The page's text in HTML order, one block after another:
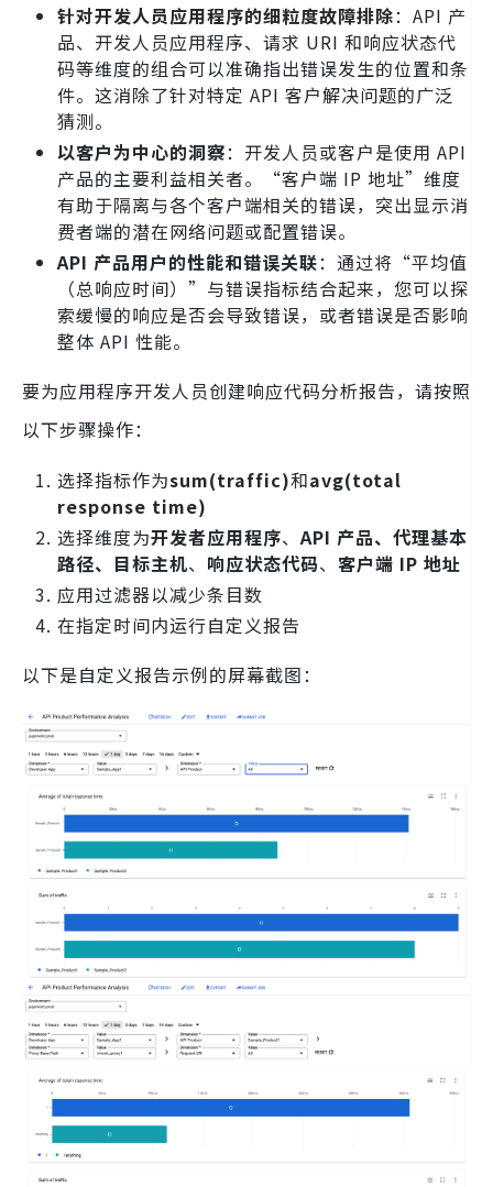
针对开发人员应用程序的细粒度故障排除：API 产
品、开发人员应用程序、请求 URI 和响应状态代
码等维度的组合可以准确指出错误发生的位置和条
件。这消除了针对特定 API 客户解决问题的广泛
猜测。
以客户为中心的洞察：开发人员或客户是使用 API
产品的主要利益相关者。“客户端 IP 地址”维度
有助于隔离与各个客户端相关的错误，突出显示消
费者端的潜在网络问题或配置错误。
API 产品用户的性能和错误关联：通过将“平均值
（总响应时间）”与错误指标结合起来，您可以探
索缓慢的响应是否会导致错误，或者错误是否影响
整体 API 性能。
要为应用程序开发人员创建响应代码分析报告，请按照
以下步骤操作：
选择指标作为sum(traffic)和avg(total
response time)
选择维度为开发者应用程序、 API 产品、代理基本
路径、目标主机、 响应状态代码、 客户端 IP 地址
应用过滤器以减少条目数
在指定时间内运行自定义报告
以下是自定义报告示例的屏幕截图：